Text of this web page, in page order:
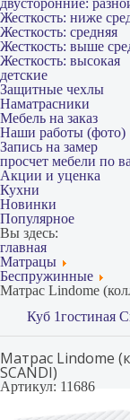
двусторонние:
Жесткость: ниже
Жесткость: средняя
Жесткость: выше
Жесткость: высокая
детские
Защитные чехлы
Наматрасники
Мебель на заказ
Наши работы (фото)
Запись на замер
просчет мебели по
Акции и уценка
Кухни
Новинки
Популярное
Вы здесь:
главная
Матрацы
Беспружинные
Матрас Lindome
Куб 1гостиная
Матрас Lindome
SCANDI)
Артикул: 11686